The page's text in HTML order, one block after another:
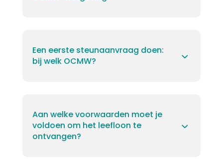
Een eerste steunaanvraag doen:
bij welk OCMW?
Aan welke voorwaarden moet je
voldoen om het leefloon te
ontvangen?